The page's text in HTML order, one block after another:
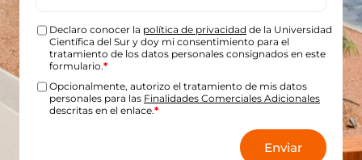
Declaro conocer la política de privacidad de la Universidad
Científica del Sur y doy mi consentimiento para el
tratamiento de los datos personales consignados en este
formulario.*
Opcionalmente, autorizo el tratamiento de mis datos
personales para las Finalidades Comerciales Adicionales
descritas en el enlace.*
Enviar